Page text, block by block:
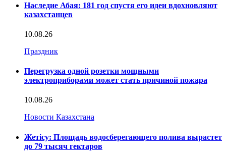
Наследие Абая: 181 год спустя его идеи вдохновляют
казахстанцев
10.08.26
Праздник
Перегрузка одной розетки мощными
электроприборами может стать причиной пожара
10.08.26
Новости Казахстана
Жетісу: Площадь водосберегающего полива вырастет
до 79 тысяч гектаров